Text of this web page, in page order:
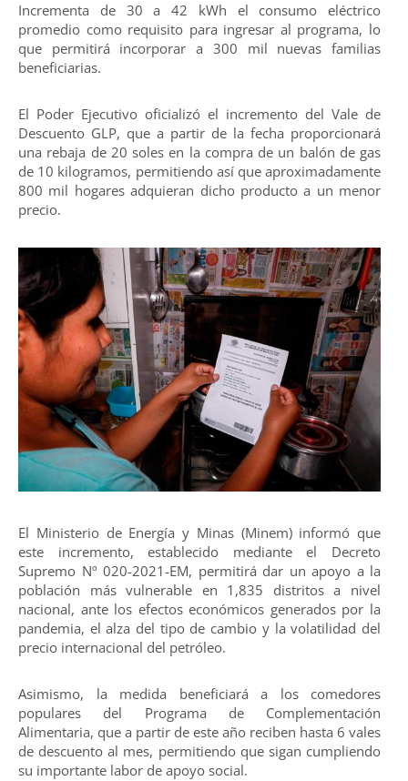
Incrementa de 30 a 42 kWh el consumo eléctrico
promedio como requisito para ingresar al programa, lo
que permitirá incorporar a 300 mil nuevas familias
beneficiarias.
El Poder Ejecutivo oficializó el incremento del Vale de
Descuento GLP, que a partir de la fecha proporcionará
una rebaja de 20 soles en la compra de un balón de gas
de 10 kilogramos, permitiendo así que aproximadamente
800 mil hogares adquieran dicho producto a un menor
precio.
El Ministerio de Energía y Minas (Minem) informó que
este incremento, establecido mediante el Decreto
Supremo Nº 020-2021-EM, permitirá dar un apoyo a la
población más vulnerable en 1,835 distritos a nivel
nacional, ante los efectos económicos generados por la
pandemia, el alza del tipo de cambio y la volatilidad del
precio internacional del petróleo.
Asimismo, la medida beneficiará a los comedores
populares del Programa de Complementación
Alimentaria, que a partir de este año reciben hasta 6 vales
de descuento al mes, permitiendo que sigan cumpliendo
su importante labor de apoyo social.